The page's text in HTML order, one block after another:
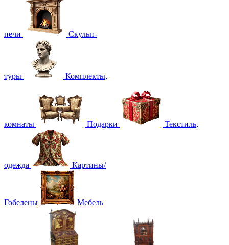
печи Скульп-
туры Комплекты,
комнаты Подарки Текстиль,
одежда Картины/
Гобелены Мебель